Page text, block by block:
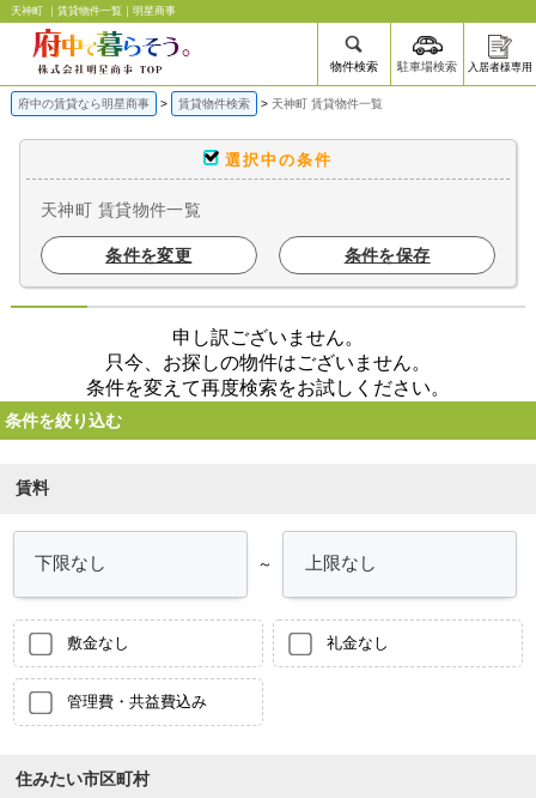
天神町 ｜賃貸物件一覧｜明星商事
物件検索 駐車場検索 入居者様専用
府中の賃貸なら明星商事 賃貸物件検索 天神町 賃貸物件一覧
選択中の条件
天神町 賃貸物件一覧
条件を変更 条件を保存
申し訳ございません。
只今、お探しの物件はございません。
条件を変えて再度検索をお試しください。
条件を絞り込む
賃料
～
敷金なし 礼金なし
管理費・共益費込み
住みたい市区町村